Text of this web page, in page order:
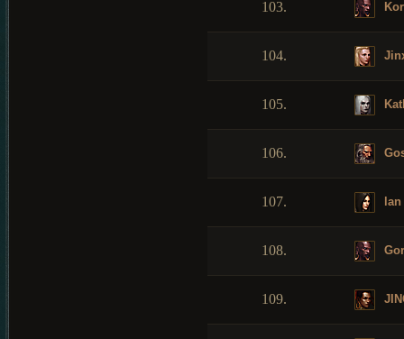
103.
104.
105.
106.
107. lan
108.
109.